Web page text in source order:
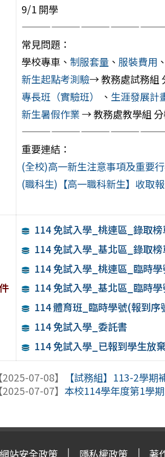
9/1 開學
常見問題：
學校專車、 制服套量、 服裝費用 、
新生起點考測驗→ 教務處試務組
專長班（實驗班）
、 生涯發展計
新生暑假作業→ 教務處教學組
重要連結：
(全校)高一新生注意事項及重要
(職科生)【高一職科新生】收取
114 免試入學_桃連區_錄取
114 免試入學_基北區_錄取
114 免試入學_桃連區_臨時
114 免試入學_基北區_臨時
114 體育班_臨時學號(報到序
114 免試入學_委託書
114 免試入學_已報到學生放
【2025-07-08】
【試務組】113-2學
【2025-07-07】 本校114學年度第1學
網站安全政策 隱私權政策 著